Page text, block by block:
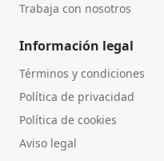
Trabaja con nosotros
Información legal
Términos y condiciones
Política de privacidad
Política de cookies
Aviso legal